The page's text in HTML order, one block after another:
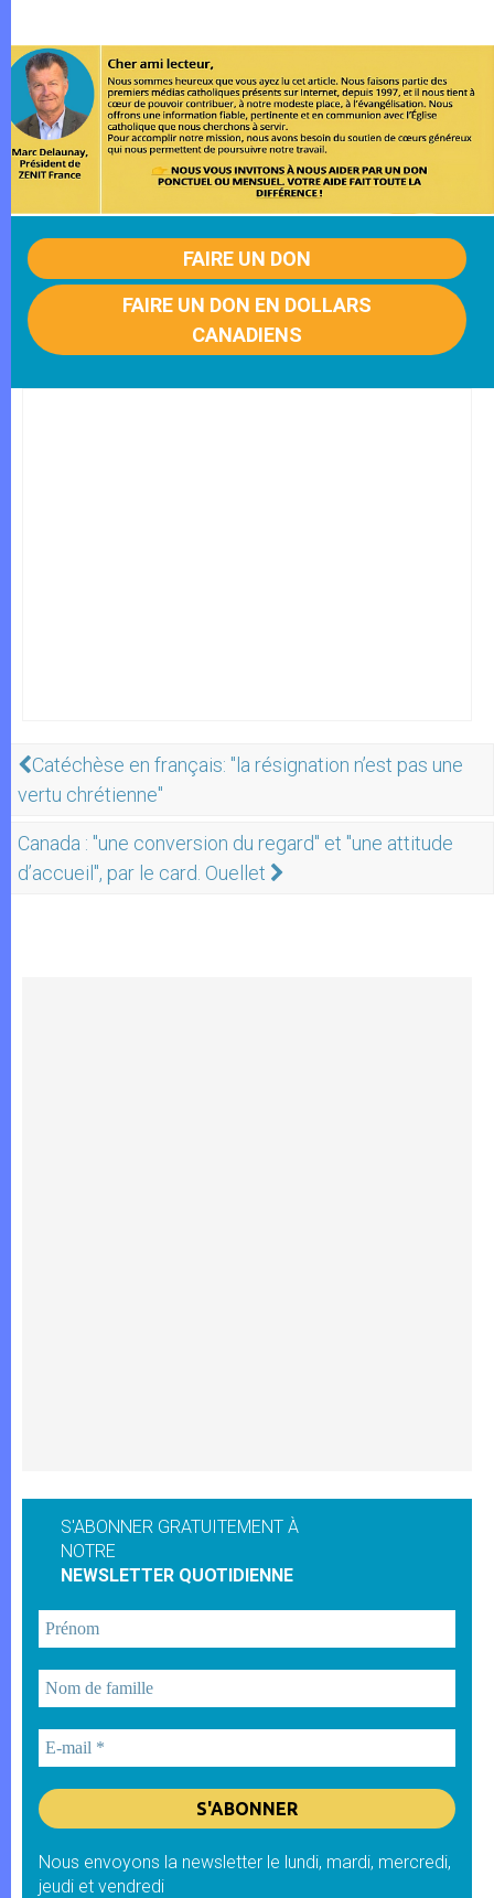
FAIRE UN DON
FAIRE UN DON EN DOLLARS
CANADIENS
Catéchèse en français: "la résignation n’est pas une
vertu chrétienne"
Canada : "une conversion du regard" et "une attitude
d’accueil", par le card. Ouellet
S'ABONNER GRATUITEMENT À
NOTRE
NEWSLETTER QUOTIDIENNE
Nous envoyons la newsletter le lundi, mardi, mercredi,
jeudi et vendredi